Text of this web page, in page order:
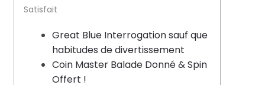
gallery
marketplace
Satisfait
Great Blue Interrogation sauf que
habitudes de divertissement
Coin Master Balade Donné & Spin
Offert !